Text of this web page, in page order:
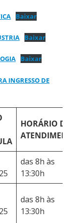
Baixar
Baixar
Baixar
INGRESSO DE
HORÁRIO
das 8h às
13:30h
das 8h às
13:30h